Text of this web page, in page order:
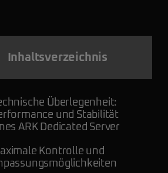
Inhaltsverzeichnis
Überlegenheit:
und Stabilität
ARK Dedicated Server
Kontrolle und